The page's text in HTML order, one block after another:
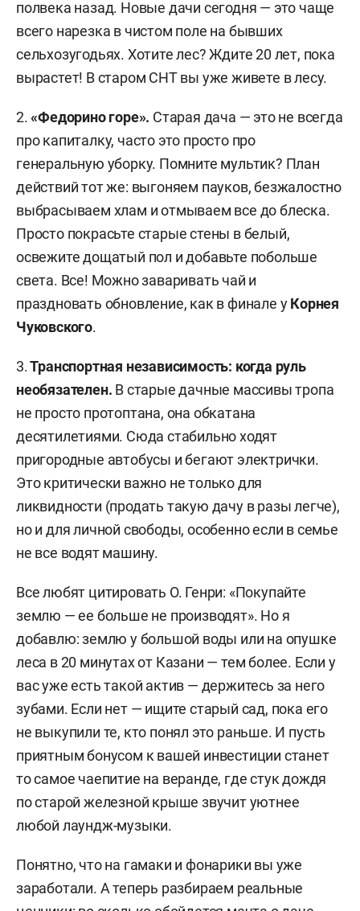
полвека назад. Новые дачи сегодня — это чаще
всего нарезка в чистом поле на бывших
сельхозугодьях. Хотите лес? Ждите 20 лет, пока
вырастет! В старом СНТ вы уже живете в лесу.
2.«Федорино горе». Старая дача — это не всегда
про капиталку, часто это просто про
генеральную уборку. Помните мультик? План
действий тот же: выгоняем пауков, безжалостно
выбрасываем хлам и отмываем все до блеска.
Просто покрасьте старые стены в белый,
освежите дощатый пол и добавьте побольше
света. Все! Можно заваривать чай и
праздновать обновление, как в финале уКорнея
Чуковского.
3.Транспортная независимость: когда руль
необязателен. В старые дачные массивы тропа
не просто протоптана, она обкатана
десятилетиями. Сюда стабильно ходят
пригородные автобусы и бегают электрички.
Это критически важно не только для
ликвидности (продать такую дачу в разы легче),
но и для личной свободы, особенно если в семье
не все водят машину.
Все любят цитировать О. Генри: «Покупайте
землю — ее больше не производят». Но я
добавлю: землю у большой воды или на опушке
леса в 20 минутах от Казани — тем более. Если у
вас уже есть такой актив — держитесь за него
зубами. Если нет — ищите старый сад, пока его
не выкупили те, кто понял это раньше. И пусть
приятным бонусом к вашей инвестиции станет
то самое чаепитие на веранде, где стук дождя
по старой железной крыше звучит уютнее
любой лаундж-музыки.
Понятно, что на гамаки и фонарики вы уже
заработали. А теперь разбираем реальные